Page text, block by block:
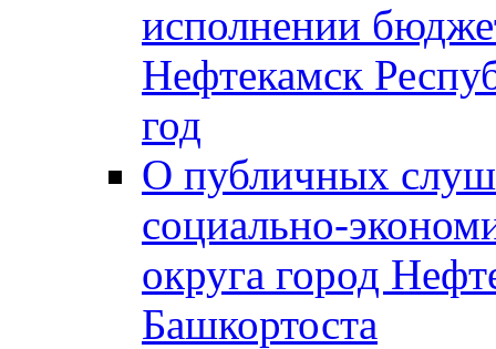
исполнении
Нефтекамск
год
О публичных
социально-
округа город
Башкортоста